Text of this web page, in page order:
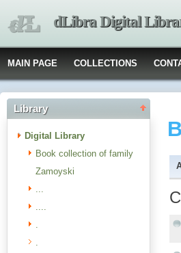
dLibra Digital
MAIN PAGE COLLECTIONS
Library
Digital Library
Book collection of family
Zamoyski
...
....
.
.